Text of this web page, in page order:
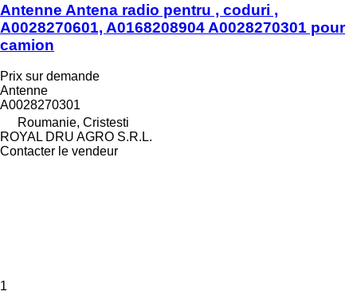
Antenne Antena radio pentru , coduri ,
A0028270601, A0168208904 A0028270301 pour
camion
Prix sur demande
Antenne
A0028270301
Roumanie, Cristesti
ROYAL DRU AGRO S.R.L.
Contacter le vendeur
1